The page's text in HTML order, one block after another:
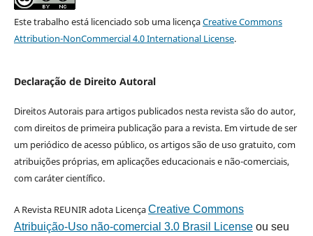
Este trabalho está licenciado sob uma licençaCreative Commons
Attribution-NonCommercial 4.0 International License.
Declaração de Direito Autoral
Direitos Autorais para artigos publicados nesta revista são do autor,
com direitos de primeira publicação para a revista. Em virtude de ser
um periódico de acesso público, os artigos são de uso gratuito, com
atribuições próprias, em aplicações educacionais e não-comerciais,
com caráter científico.
A Revista REUNIR adota LicençaCreative Commons
Atribuição-Uso não-comercial 3.0 Brasil Licenseou seu